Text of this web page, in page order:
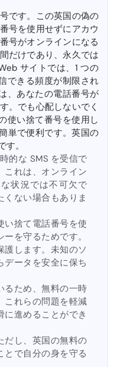
です。この英国の偽の
号を使用せずにアカウ
号がオンラインになる
だけであり、永久では
サイトでは、1 つの
できる頻度が制限され
、あなたの電話番号が
。でも心配しないでく
使い捨て番号を使用し
単で便利です。英国の
。
的な SMS を受信で
これは、オンライン
状況では不可欠で
ない場合もありま
い捨て電話番号を使
を守るためです。
護します。未知のソ
データを安全に保ち
るため、無料の一時
これらの問題を軽減
に進めることができ
だし、英国の無料の
とで自分の身を守る